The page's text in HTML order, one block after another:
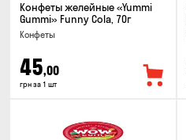
Конфеты желейные «Yummi
Gummi» Funny Cola, 70г
Конфеты
45,00
грн за 1 шт